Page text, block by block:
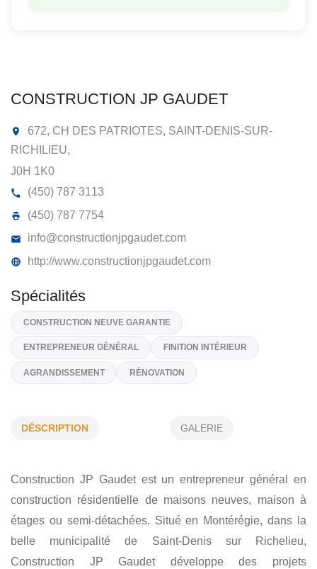
672, CH DES PATRIOTES, SAINT-DENIS-SUR-
RICHILIEU,
(450) 787 3113
info@constructionjpgaudet.com
http://www.constructionjpgaudet.com
Spécialités
ENTREPRENEUR GÉNÉRAL FINITION INTÉRIEUR
AGRANDISSEMENT RÉNOVATION
DÉSCRIPTION GALERIE
Construction JP Gaudet est un entrepreneur général en
construction résidentielle de maisons neuves, maison à
étages ou semi-détachées. Situé en Montérégie, dans la
belle municipalité de Saint-Denis sur Richelieu,
Construction JP Gaudet développe des projets